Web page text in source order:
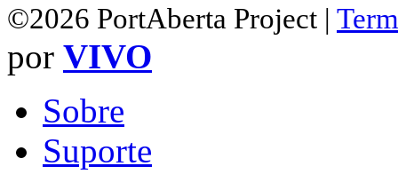
©2026 PortAberta Project |
por VIVO
Sobre
Suporte